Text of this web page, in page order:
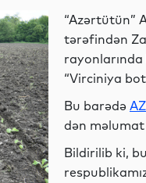
Diaspor
“Azərtütün”
tərəfindən
“Virciniya
Bu barədə
dən
Bildirilib ki,